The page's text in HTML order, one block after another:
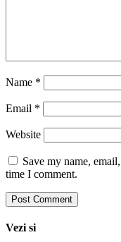
Name *
Email *
Website
Save my name,
time I comment.
Vezi si